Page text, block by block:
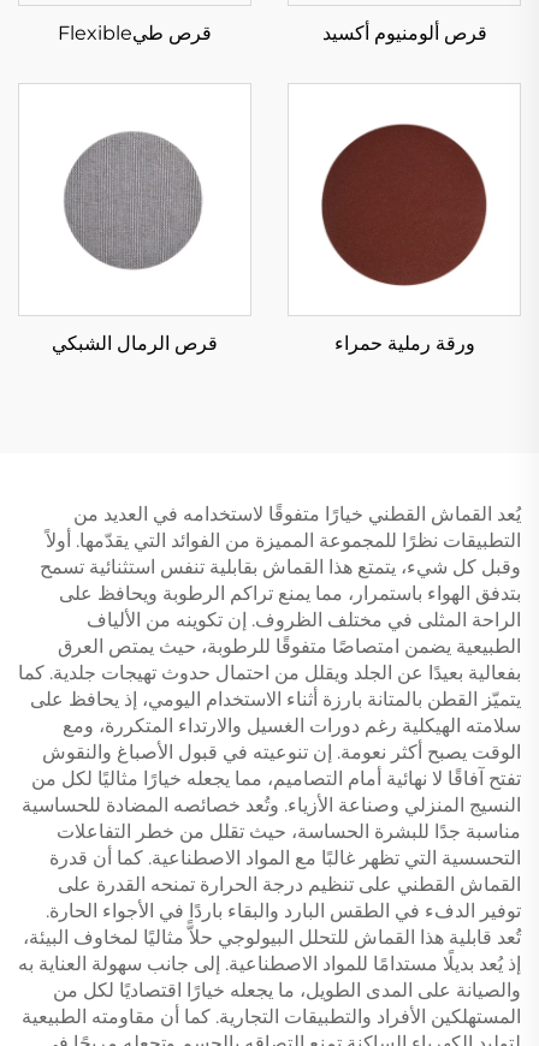
قرص ألومنيوم أكسيد قرص طيFlexible
ورقة رملية حمراء قرص الرمال الشبكي
يُعد القماش القطني خيارًا متفوقًا لاستخدامه في العديد من
التطبيقات نظرًا للمجموعة المميزة من الفوائد التي يقدّمها. أولاً
وقبل كل شيء، يتمتع هذا القماش بقابلية تنفس استثنائية تسمح
بتدفق الهواء باستمرار، مما يمنع تراكم الرطوبة ويحافظ على
الراحة المثلى في مختلف الظروف. إن تكوينه من الألياف
الطبيعية يضمن امتصاصًا متفوقًا للرطوبة، حيث يمتص العرق
بفعالية بعيدًا عن الجلد ويقلل من احتمال حدوث تهيجات جلدية. كما
يتميّز القطن بالمتانة بارزة أثناء الاستخدام اليومي، إذ يحافظ على
سلامته الهيكلية رغم دورات الغسيل والارتداء المتكررة، ومع
الوقت يصبح أكثر نعومة. إن تنوعيته في قبول الأصباغ والنقوش
تفتح آفاقًا لا نهائية أمام التصاميم، مما يجعله خيارًا مثاليًا لكل من
النسيج المنزلي وصناعة الأزياء. وتُعد خصائصه المضادة للحساسية
مناسبة جدًا للبشرة الحساسة، حيث تقلل من خطر التفاعلات
التحسسية التي تظهر غالبًا مع المواد الاصطناعية. كما أن قدرة
القماش القطني على تنظيم درجة الحرارة تمنحه القدرة على
توفير الدفء في الطقس البارد والبقاء باردًا في الأجواء الحارة.
تُعد قابلية هذا القماش للتحلل البيولوجي حلاًّ مثاليًا لمخاوف البيئة،
إذ يُعد بديلًا مستدامًا للمواد الاصطناعية. إلى جانب سهولة العناية به
والصيانة على المدى الطويل، ما يجعله خيارًا اقتصاديًا لكل من
المستهلكين الأفراد والتطبيقات التجارية. كما أن مقاومته الطبيعية